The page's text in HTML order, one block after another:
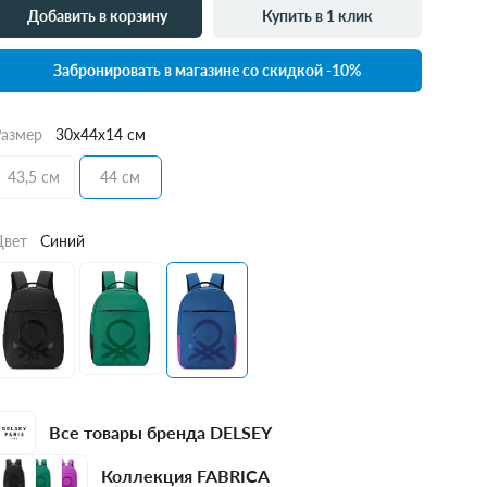
Добавить в корзину Купить в 1 клик
Забронировать в магазине со скидкой -10%
30x44x14 см
43,5 см 44 см
Синий
Все товары бренда DELSEY
Коллекция FABRICA